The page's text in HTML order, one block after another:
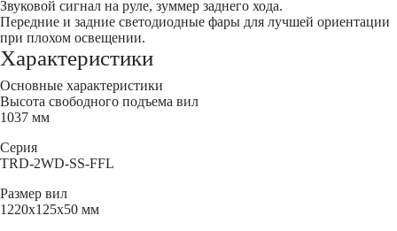
Звуковой сигнал на руле, зуммер заднего хода.
Передние и задние светодиодные фары для лучшей ориентации
при плохом освещении.
Характеристики
Основные характеристики
Высота свободного подъема вил
1037 мм
Серия
TRD-2WD-SS-FFL
Размер вил
1220x125x50 мм